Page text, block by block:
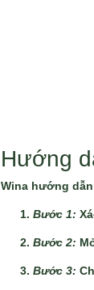
Hướng
Wina hướng
Bước 1:
Bước 2:
Bước 3: